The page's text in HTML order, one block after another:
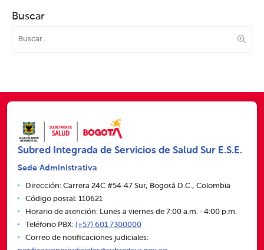
Buscar
Subred Integrada de Servicios de Salud Sur E.S.E.
Sede Administrativa
Dirección: Carrera 24C #54‑47 Sur, Bogotá D.C., Colombia
Código postal: 110621
Horario de atención: Lunes a viernes de 7:00 a.m. ‑ 4:00 p.m.
Teléfono PBX: (+57) 601 7300000
Correo de notificaciones judiciales: